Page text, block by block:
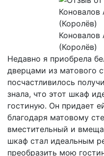
Коновалов
(Королёв)
Недавно я приобрела
дверцами из матового
посчастливилось
знала, что этот шкаф
гостиную. Он придает
благодаря матовому
вместительный и
шкаф стал идеальным
преобразить мою